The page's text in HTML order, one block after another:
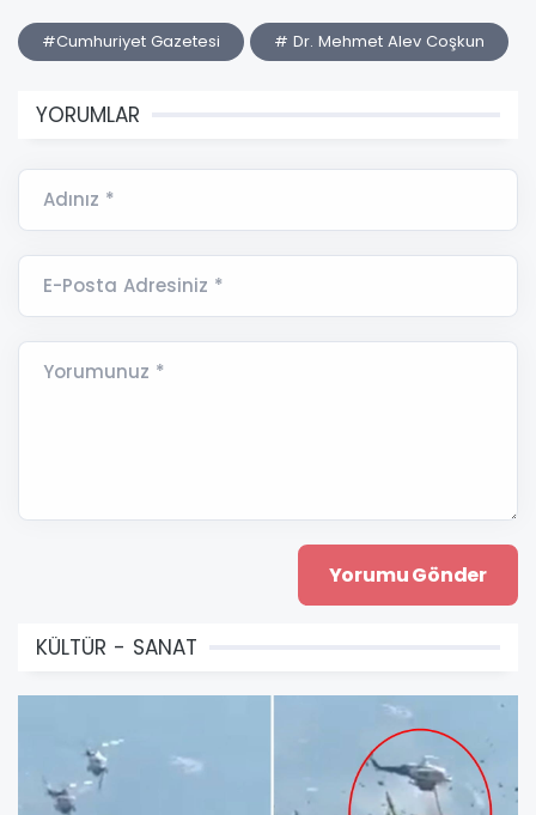
#Cumhuriyet Gazetesi # Dr. Mehmet Alev Coşkun
YORUMLAR
Adınız *
E-Posta Adresiniz *
Yorumunuz *
KÜLTÜR - SANAT